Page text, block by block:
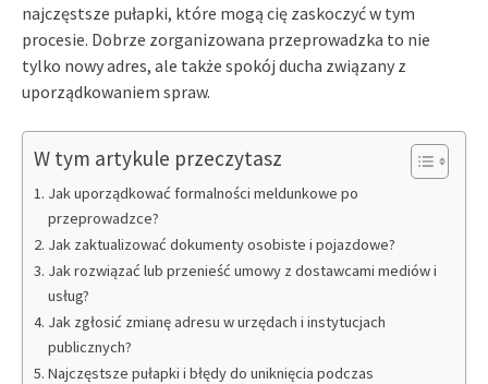
najczęstsze pułapki, które mogą cię zaskoczyć w tym
procesie. Dobrze zorganizowana przeprowadzka to nie
tylko nowy adres, ale także spokój ducha związany z
uporządkowaniem spraw.
W tym artykule przeczytasz
Jak uporządkować formalności meldunkowe po
przeprowadzce?
Jak zaktualizować dokumenty osobiste i pojazdowe?
Jak rozwiązać lub przenieść umowy z dostawcami mediów i
usług?
Jak zgłosić zmianę adresu w urzędach i instytucjach
publicznych?
Najczęstsze pułapki i błędy do uniknięcia podczas